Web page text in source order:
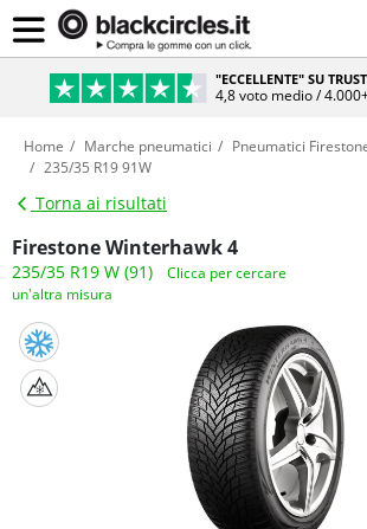
"ECCELLENTE" SU
4,8 voto medio /
Home Marche pneumatici Pneumatici
235/35 R19 91W
Torna ai risultati
Firestone Winterhawk 4
235/35 R19 W (91)
Clicca per cercare
un'altra misura